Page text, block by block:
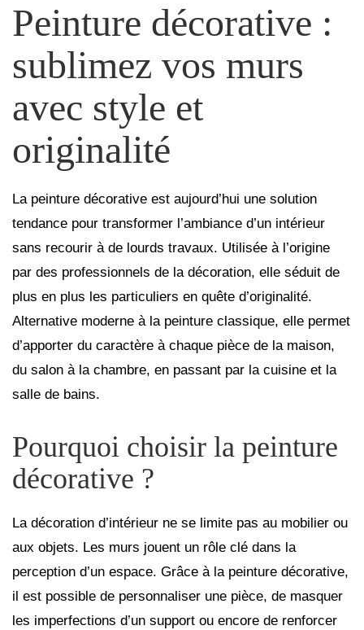
Peinture décorative :
sublimez vos murs
avec style et
originalité
La peinture décorative est aujourd’hui une solution
tendance pour transformer l’ambiance d’un intérieur
sans recourir à de lourds travaux. Utilisée à l’origine
par des professionnels de la décoration, elle séduit de
plus en plus les particuliers en quête d’originalité.
Alternative moderne à la peinture classique, elle permet
d’apporter du caractère à chaque pièce de la maison,
du salon à la chambre, en passant par la cuisine et la
salle de bains.
Pourquoi choisir la peinture
décorative ?
La décoration d’intérieur ne se limite pas au mobilier ou
aux objets. Les murs jouent un rôle clé dans la
perception d’un espace. Grâce à la peinture décorative,
il est possible de personnaliser une pièce, de masquer
les imperfections d’un support ou encore de renforcer